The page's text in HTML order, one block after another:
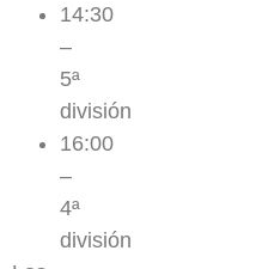
14:30
–
5ª
división
16:00
–
4ª
división